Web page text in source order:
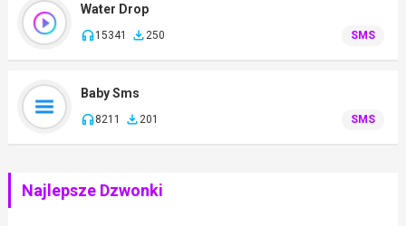
Water Drop
15341 250 SMS
Baby Sms
8211 201 SMS
Najlepsze Dzwonki